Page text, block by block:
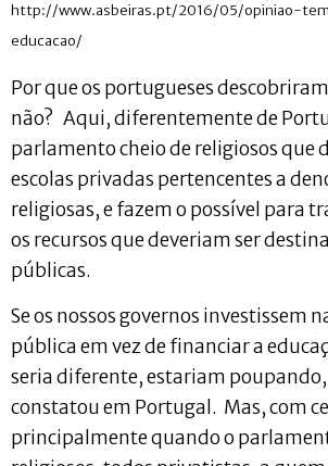
http://www.asbeiras.pt/2016/05/opiniao-
educacao/
Por que os portugueses
não? Aqui, diferentemente de
parlamento cheio de religiosos que
escolas privadas pertencentes a
religiosas, e fazem o possível para
os recursos que deveriam ser
públicas.
Se os nossos governos investissem
pública em vez de financiar a
seria diferente, estariam poupando,
constatou em Portugal. Mas, com
principalmente quando o